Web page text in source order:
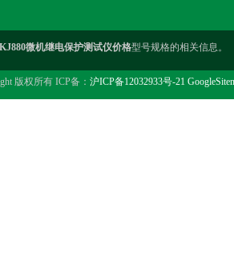
微机继电保护测试仪价格型号规格的相关信息。
版权所有 ICP备： 沪ICP备12032933号-21